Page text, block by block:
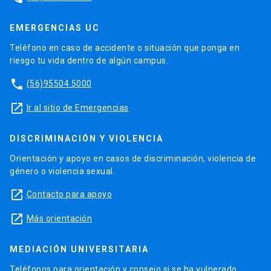
EMERGENCIAS UC
Teléfono en caso de accidente o situación que ponga en
riesgo tu vida dentro de algún campus.
phone (56)95504 5000
launch Ir al sitio de Emergencias
DISCRIMINACIÓN Y VIOLENCIA
Orientación y apoyo en casos de discriminación, violencia de
género o violencia sexual.
launch Contacto para apoyo
launch Más orientación
MEDIACIÓN UNIVERSITARIA